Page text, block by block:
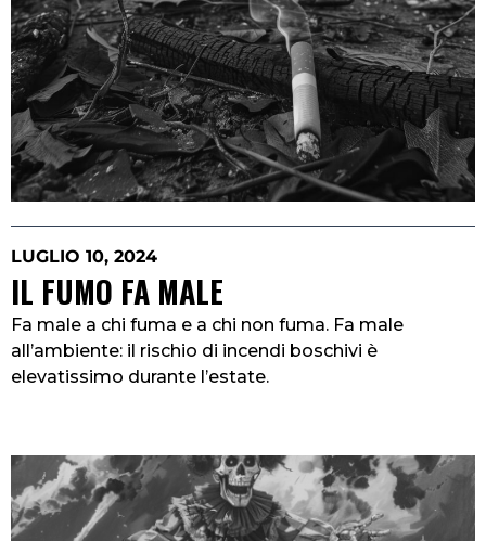
LUGLIO 10, 2024
IL FUMO FA MALE
Fa male a chi fuma e a chi non fuma. Fa male
all’ambiente: il rischio di incendi boschivi è
elevatissimo durante l’estate.